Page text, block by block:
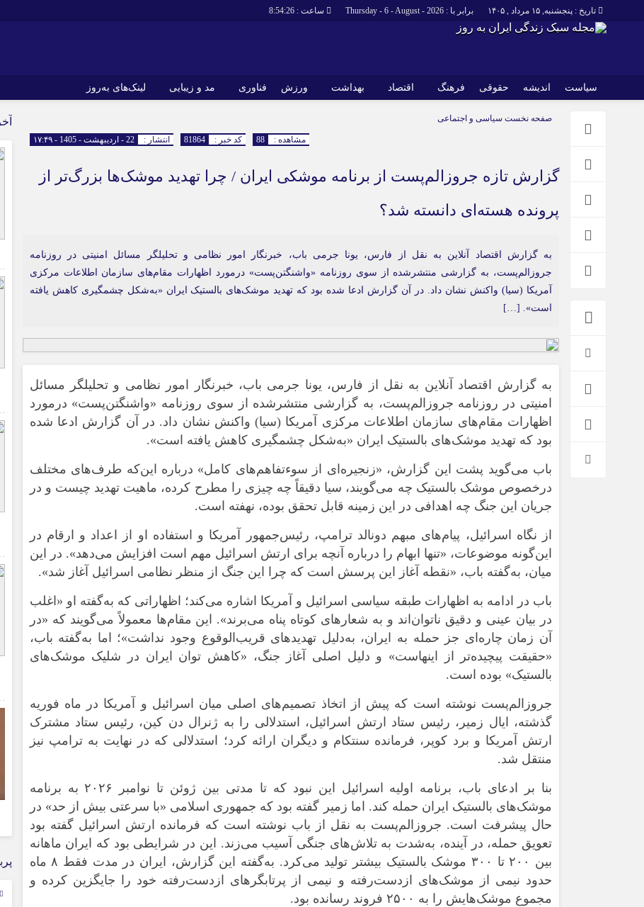
تاریخ : پنجشنبه, ۱۵ مرداد , ۱۴۰۵ برابر با : Thursday - 6 - August - 2026 ساعت : 8:54:26
سیاست اندیشه حقوقی فرهنگ اقتصاد بهداشت ورزش فناوری مد و زیبایی لینک‌های به‌روز
صفحه نخست سیاسی و اجتماعی
انتشار : 22 - اردیبهشت - 1405 - ۱۷:۴۹ کد خبر : 81864 مشاهده : 88
گزارش تازه جروزالم‌پست از برنامه موشکی ایران / چرا تهدید موشک‌ها بزرگ‌تر از
پرونده هسته‌ای دانسته شد؟
به گزارش اقتصاد آنلاین به نقل از فارس، یونا جرمی باب، خبرنگار امور نظامی و تحلیلگر مسائل امنیتی در روزنامه
جروزالم‌پست، به گزارشی منتشرشده از سوی روزنامه «واشنگتن‌پست» درمورد اظهارات مقام‌های سازمان اطلاعات مرکزی
آمریکا (سیا) واکنش نشان داد. در آن گزارش ادعا شده بود که تهدید موشک‌های بالستیک ایران «به‌شکل چشمگیری کاهش یافته
است». […]
به گزارش اقتصاد آنلاین به نقل از فارس، یونا جرمی باب، خبرنگار امور نظامی و تحلیلگر مسائل
امنیتی در روزنامه جروزالم‌پست، به گزارشی منتشرشده از سوی روزنامه «واشنگتن‌پست» درمورد
اظهارات مقام‌های سازمان اطلاعات مرکزی آمریکا (سیا) واکنش نشان داد. در آن گزارش ادعا شده
بود که تهدید موشک‌های بالستیک ایران «به‌شکل چشمگیری کاهش یافته است».
باب می‌گوید پشت این گزارش، «زنجیره‌ای از سوءتفاهم‌های کامل» درباره این‌که طرف‌های مختلف
درخصوص موشک بالستیک چه می‌گویند، سیا دقیقاً چه چیزی را مطرح کرده، ماهیت تهدید چیست و در
جریان این جنگ چه اهدافی در این زمینه قابل تحقق بوده، نهفته است.
از نگاه اسرائیل، پیام‌های مبهم دونالد ترامپ، رئیس‌جمهور آمریکا و استفاده او از اعداد و ارقام در
این‌گونه موضوعات، «تنها ابهام را درباره آنچه برای ارتش اسرائیل مهم است افزایش می‌دهد». در این
میان، به‌گفته باب، «نقطه آغاز این پرسش است که چرا این جنگ از منظر نظامی اسرائیل آغاز شد».
باب در ادامه به اظهارات طبقه سیاسی اسرائیل و آمریکا اشاره می‌کند؛ اظهاراتی که به‌گفته او «اغلب
در بیان عینی و دقیق ناتوان‌اند و به شعار‌های کوتاه پناه می‌برند». این مقام‌ها معمولاً می‌گویند که «در
آن زمان چاره‌ای جز حمله به ایران، به‌دلیل تهدید‌های قریب‌الوقوع وجود نداشت»؛ اما به‌گفته باب،
«حقیقت پیچیده‌تر از اینهاست» و دلیل اصلی آغاز جنگ، «کاهش توان ایران در شلیک موشک‌های
بالستیک» بوده است.
جروزالم‌پست نوشته است که پیش از اتخاذ تصمیم‌های اصلی میان اسرائیل و آمریکا در ماه فوریه
گذشته، ایال زمیر، رئیس ستاد ارتش اسرائیل، استدلالی را به ژنرال دن کین، رئیس ستاد مشترک
ارتش آمریکا و برد کوپر، فرمانده سنتکام و دیگران ارائه کرد؛ استدلالی که در نهایت به ترامپ نیز
منتقل شد.
بنا بر ادعای باب، برنامه اولیه اسرائیل این نبود که تا مدتی بین ژوئن تا نوامبر ۲۰۲۶ به برنامه
موشک‌های بالستیک ایران حمله کند. اما زمیر گفته بود که جمهوری اسلامی «با سرعتی بیش از حد» در
حال پیشرفت است. جروزالم‌پست به نقل از باب نوشته است که فرمانده ارتش اسرائیل گفته بود
تعویق حمله، در آینده، به‌شدت به تلاش‌های جنگی آسیب می‌زند. این در شرایطی بود که ایران ماهانه
بین ۲۰۰ تا ۳۰۰ موشک بالستیک بیشتر تولید می‌کرد. به‌گفته این گزارش، ایران در مدت فقط ۸ ماه
حدود نیمی از موشک‌های ازدست‌رفته و نیمی از پرتابگر‌های ازدست‌رفته خود را جایگزین کرده و
مجموع موشک‌هایش را به ۲۵۰۰ فروند رسانده بود.